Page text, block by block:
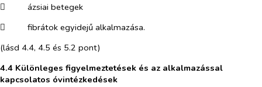
​
ázsiai betegek
​
fibrátok egyidejű alkalmazása.
(lásd 4.4, 4.5 és 5.2 pont)
4.4 Különleges figyelmeztetések és az alkalmazással
kapcsolatos óvintézkedések